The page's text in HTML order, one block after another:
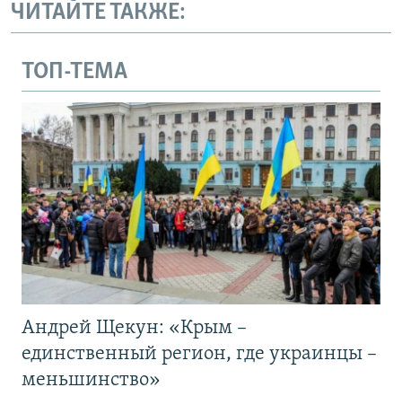
ЧИТАЙТЕ ТАКЖЕ:
ТОП-ТЕМА
Андрей Щекун: «Крым –
единственный регион, где украинцы –
меньшинство»